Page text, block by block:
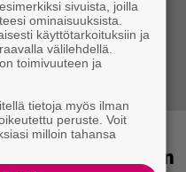
yli
jälkeen
sivuista, joilla
ominaisuuksista.
käyttötarkoituksiin ja
välilehdellä.
toimivuuteen ja
tietoja myös ilman
peruste. Voit
milloin tahansa